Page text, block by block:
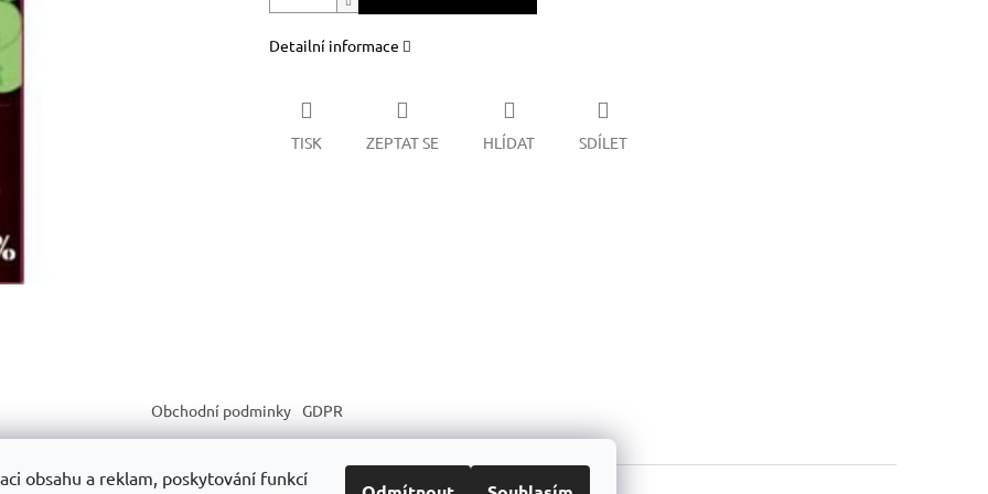
obsahu a reklam, poskytování funkcí
Detailní informace
TISK ZEPTAT SE HLÍDAT SDÍLET
Obchodní podminky GDPR